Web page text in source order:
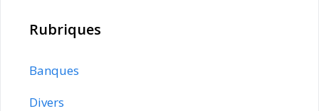
Rubriques
Banques
Divers